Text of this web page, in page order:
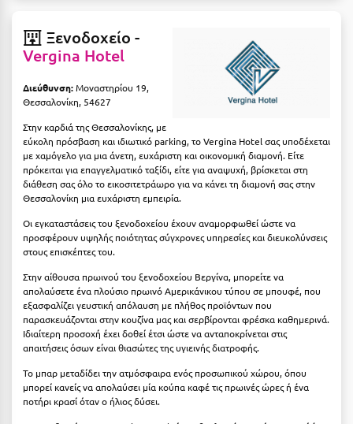
Καρδαμύλη
Κάρπαθος
Καρπενήσι
Κάρυστος
Κάσος
Κασσάνδρα
Καστοριά
Κατερίνη
Κέα - Τζιά
Κερατέα
Κέρκυρα
Κεφαλονιά
Ξενοδοχείο -
Vergina Hotel
Διεύθυνση:Μοναστηρίου 19,
Θεσσαλονίκη, 54627
Στην καρδιά της Θεσσαλονίκης, με
εύκολη πρόσβαση και ιδιωτικό parking, το Vergina Hotel σας υποδέχεται
με χαμόγελο για μια άνετη, ευχάριστη και οικονομική διαμονή. Είτε
πρόκειται για επαγγελματικό ταξίδι, είτε για αναψυχή, βρίσκεται στη
διάθεση σας όλο το εικοσιτετράωρο για να κάνει τη διαμονή σας στην
Θεσσαλονίκη μια ευχάριστη εμπειρία.
Οι εγκαταστάσεις του ξενοδοχείου έχουν αναμορφωθεί ώστε να
προσφέρουν υψηλής ποιότητας σύγχρονες υπηρεσίες και διευκολύνσεις
στους επισκέπτες του.
Στην αίθουσα πρωινού του ξενοδοχείου Βεργίνα, μπορείτε να
απολαύσετε ένα πλούσιο πρωινό Αμερικάνικου τύπου σε μπουφέ, που
εξασφαλίζει γευστική απόλαυση με πλήθος προϊόντων που
παρασκευάζονται στην κουζίνα μας και σερβίρονται φρέσκα καθημερινά.
Ιδιαίτερη προσοχή έχει δοθεί έτσι ώστε να ανταποκρίνεται στις
απαιτήσεις όσων είναι θιασώτες της υγιεινής διατροφής.
Το μπαρ μεταδίδει την ατμόσφαιρα ενός προσωπικού χώρου, όπου
μπορεί κανείς να απολαύσει μία κούπα καφέ τις πρωινές ώρες ή ένα
ποτήρι κρασί όταν ο ήλιος δύσει.